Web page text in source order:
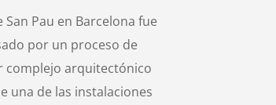
Pau en Barcelona fue
por un proceso de
complejo arquitectónico
una de las instalaciones